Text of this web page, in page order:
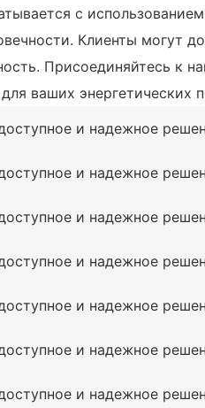
с
Клиенты могут
Присоединяйтесь к
ваших энергетических